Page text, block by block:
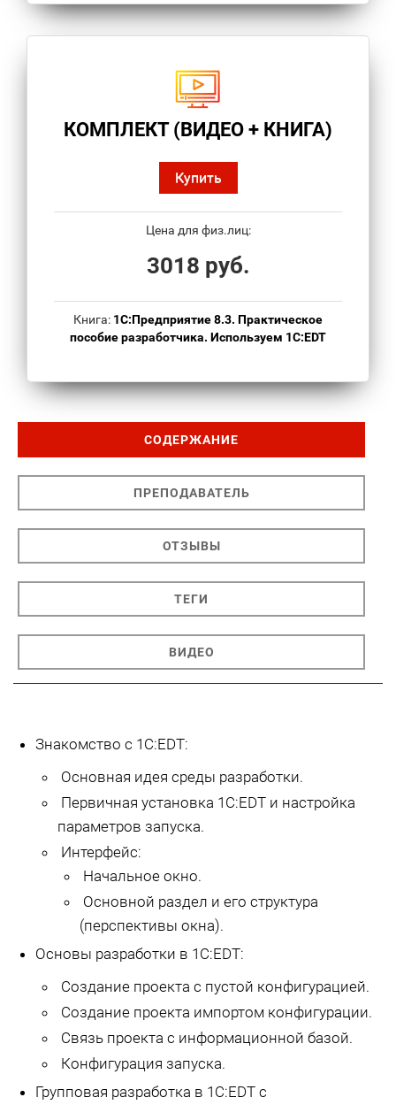
КОМПЛЕКТ (ВИДЕО + КНИГА)
Купить
Цена для физ.лиц:
3018 руб.
Книга: 1С:Предприятие 8.3. Практическое
пособие разработчика. Используем 1C:EDT
СОДЕРЖАНИЕ
ПРЕПОДАВАТЕЛЬ
ОТЗЫВЫ
ТЕГИ
ВИДЕО
Знакомство с 1С:EDT:
Основная идея среды разработки.
Первичная установка 1С:EDT и настройка
параметров запуска.
Интерфейс:
Начальное окно.
Основной раздел и его структура
(перспективы окна).
Основы разработки в 1С:EDT:
Создание проекта с пустой конфигурацией.
Создание проекта импортом конфигурации.
Связь проекта с информационной базой.
Конфигурация запуска.
Групповая разработка в 1С:EDT с